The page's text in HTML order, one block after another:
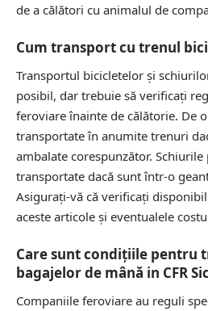
de a călători cu animalul de
Cum transport cu trenul
Transportul bicicletelor și
posibil, dar trebuie să verificați
feroviare înainte de călătorie. De
transportate în anumite trenuri
ambalate corespunzător. Schiurile
transportate dacă sunt într-o
Asigurați-vă că verificați
aceste articole și eventualele
Care sunt condițiile pentru
bagajelor de mână in CFR
Companiile feroviare au reguli